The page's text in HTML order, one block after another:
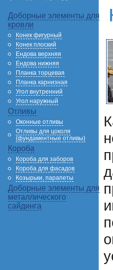
Доборные элементы для
кровли
Конек фигурный
Конек плоский
Ендова верхняя
Ендова нижняя
Планка торцевая
Планка карнизная
Угол внутренний
Угол наружный
Отливы
Оконные отливы
Отливы для цоколя
(фундаментные отливы)
Короба
Короба для заборов
Короба для фасадов
Козырьки, парапеты
Доборные элементы для
металлического
сайдинга